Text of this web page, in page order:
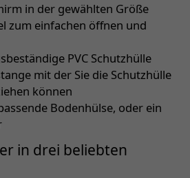
in der gewählten Größe
zum einfachen öffnen und
PVC Schutzhülle
mit der Sie die Schutzhülle
können
Bodenhülse, oder ein
in drei beliebten